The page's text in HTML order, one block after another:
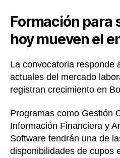
Formación para
hoy mueven el
La convocatoria responde
actuales del mercado
registran crecimiento en
Programas como Gestión
Información Financiera y
Software tendrán una de
disponibilidades de cupos